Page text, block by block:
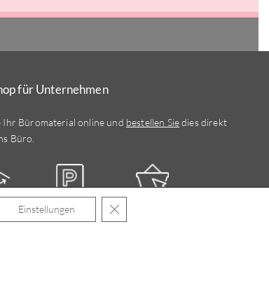
für Unternehmen
Ihr Büromaterial online und bestellen Siedies direkt
Büro.
Kundenparkplätze
Einstellungen GDPR Cookie-Banner schließen